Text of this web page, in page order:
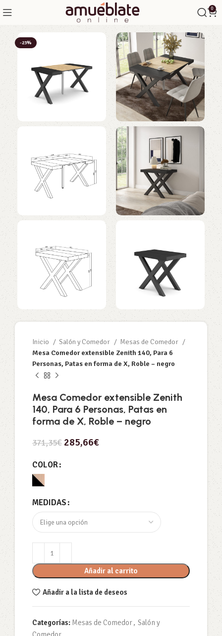
0
-23%
Inicio Salón y Comedor
Mesas de Comedor
Mesa Comedor extensible Zenith 140, Para 6
Personas, Patas en forma de X, Roble – negro
Mesa Comedor extensible Zenith
140, Para 6 Personas, Patas en
forma de X, Roble – negro
371,35€ 285,66€
COLOR
MEDIDAS
Añadir al carrito
Añadir a la lista de deseos
Categorías: Mesas de Comedor, Salón y